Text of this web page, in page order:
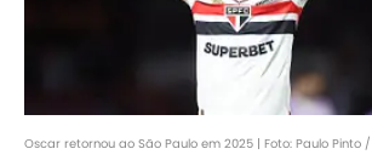
Oscar retornou ao São Paulo em 2025 | Foto: Paulo Pinto /